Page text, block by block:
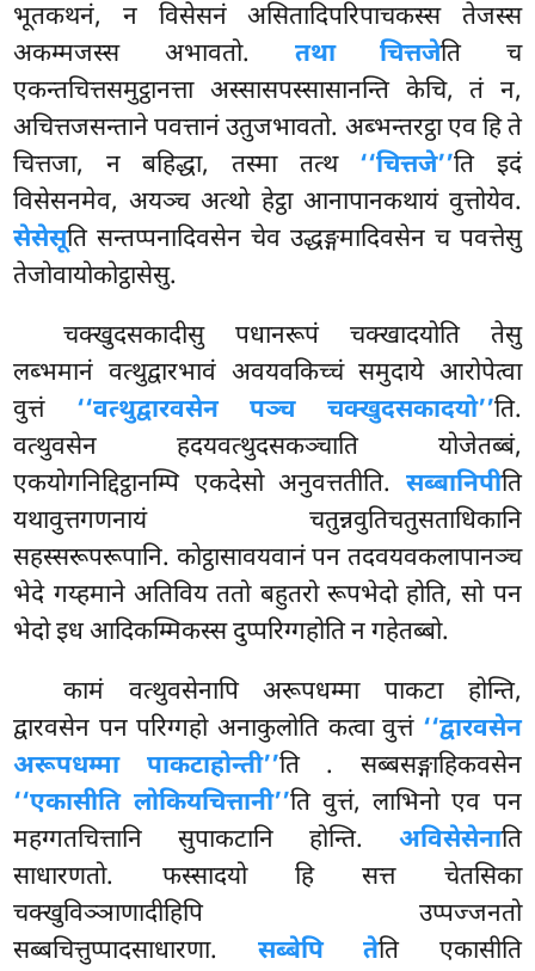
भूतकथनं, न विसेसनं असितादिपरिपाचकस्स तेजस्स
अकम्मजस्स अभावतो. तथा चित्तजेति च
एकन्तचित्तसमुट्ठानत्ता अस्सासपस्सासानन्ति केचि, तं न,
अचित्तजसन्ताने पवत्तानं उतुजभावतो. अब्भन्तरट्ठा एव हि ते
चित्तजा, न बहिद्धा, तस्मा तत्थ ‘‘चित्तजे’’ति इदं
विसेसनमेव, अयञ्च अत्थो हेट्ठा आनापानकथायं वुत्तोयेव.
सेसेसूति सन्तप्पनादिवसेन चेव उद्धङ्गमादिवसेन च पवत्तेसु
तेजोवायोकोट्ठासेसु.
चक्खुदसकादीसु पधानरूपं चक्खादयोति तेसु
लब्भमानं वत्थुद्वारभावं अवयवकिच्चं समुदाये आरोपेत्वा
वुत्तं ‘‘वत्थुद्वारवसेन पञ्च चक्खुदसकादयो’’ति.
वत्थुवसेन हदयवत्थुदसकञ्चाति योजेतब्बं,
एकयोगनिद्दिट्ठानम्पि एकदेसो अनुवत्ततीति. सब्बानिपीति
यथावुत्तगणनायं चतुन्नवुतिचतुसताधिकानि
सहस्सरूपरूपानि. कोट्ठासावयवानं पन तदवयवकलापानञ्च
भेदे गय्हमाने अतिविय ततो बहुतरो रूपभेदो होति, सो पन
भेदो इध आदिकम्मिकस्स दुप्परिग्गहोति न गहेतब्बो.
कामं वत्थुवसेनापि अरूपधम्मा पाकटा होन्ति,
द्वारवसेन पन परिग्गहो अनाकुलोति कत्वा वुत्तं ‘‘द्वारवसेन
अरूपधम्मा पाकटाहोन्ती’’ति . सब्बसङ्गाहिकवसेन
‘‘एकासीति लोकियचित्तानी’’ति वुत्तं, लाभिनो एव पन
महग्गतचित्तानि सुपाकटानि होन्ति. अविसेसेनाति
साधारणतो. फस्सादयो हि सत्त चेतसिका
चक्खुविञ्ञाणादीहिपि उप्पज्जनतो
सब्बचित्तुप्पादसाधारणा. सब्बेपि तेति एकासीति